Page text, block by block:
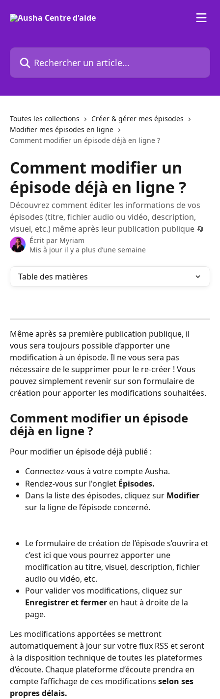
Rechercher un article...
Toutes les collections
Créer & gérer mes épisodes
Modifier mes épisodes en ligne
Comment modifier un épisode déjà en ligne ?
Comment modifier un
épisode déjà en ligne ?
Découvrez comment éditer les informations de vos
épisodes (titre, fichier audio ou vidéo, description,
visuel, etc.) même après leur publication publique 🔄
Écrit par Myriam
Mis à jour il y a plus d’une semaine
Table des matières
Même après sa première publication publique, il
vous sera toujours possible d’apporter une
modification à un épisode. Il ne vous sera pas
nécessaire de le supprimer pour le re-créer ! Vous
pouvez simplement revenir sur son formulaire de
création pour apporter les modifications souhaitées.
Comment modifier un épisode
déjà en ligne ?
Pour modifier un épisode déjà publié :
Connectez-vous à votre compte Ausha.
Rendez-vous sur l'onglet Épisodes.
Dans la liste des épisodes, cliquez sur Modifier
sur la ligne de l’épisode concerné.
Le formulaire de création de l’épisode s’ouvrira et
c’est ici que vous pourrez apporter une
modification au titre, visuel, description, fichier
audio ou vidéo, etc.
Pour valider vos modifications, cliquez sur
Enregistrer et fermer en haut à droite de la
page.
Les modifications apportées se mettront
automatiquement à jour sur votre flux RSS et seront
à la disposition technique de toutes les plateformes
d’écoute. Chaque plateforme d’écoute prendra en
compte l’affichage de ces modifications selon ses
propres délais.